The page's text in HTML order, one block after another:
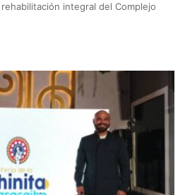
integral del Complejo